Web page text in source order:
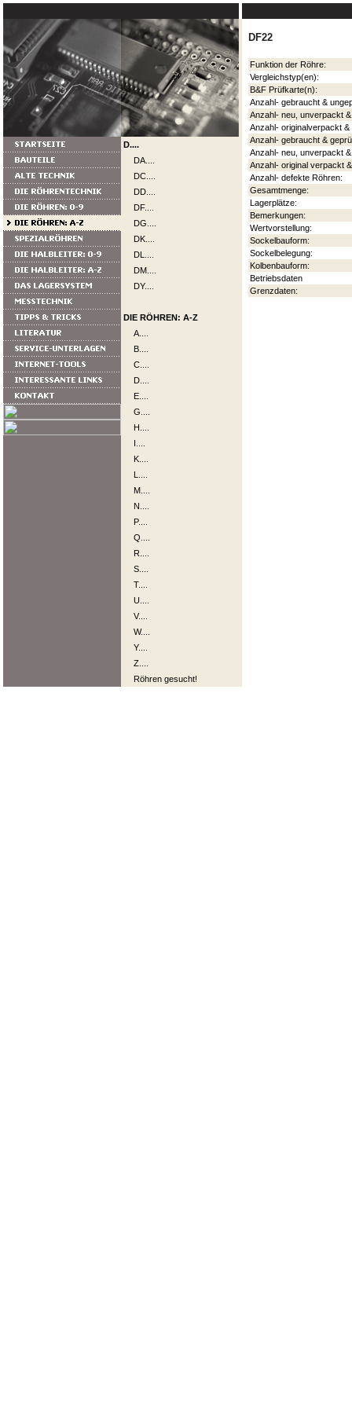
D....
DA....
DC....
DD....
DF....
DG....
DK....
DL....
DM....
DY....
DIE RÖHREN: A-Z
A....
B....
C....
D....
E....
G....
H....
I....
K....
L....
M....
N....
P....
Q....
R....
S....
T....
U....
V....
W....
Y....
Z....
Röhren gesucht!
DF22
Funktion der Röhre:
Vergleichstyp(en):
B&F Prüfkarte(n):
Anzahl- gebraucht &
Anzahl- neu, unverpackt
Anzahl- originalverpackt
Anzahl- gebraucht &
Anzahl- neu, unverpackt
Anzahl- original verpackt
Anzahl- defekte Röhren:
Gesamtmenge:
Lagerplätze:
Bemerkungen:
Wertvorstellung:
Sockelbauform:
Sockelbelegung:
Kolbenbauform:
Betriebsdaten
Grenzdaten: